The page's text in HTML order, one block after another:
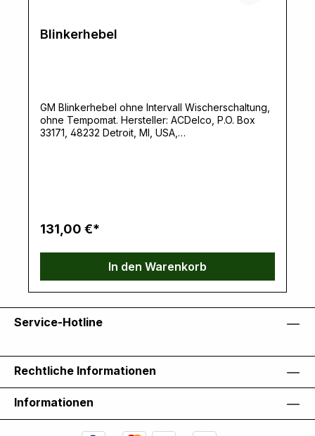
Blinkerhebel
GM Blinkerhebel ohne Intervall Wischerschaltung,
ohne Tempomat. Hersteller: ACDelco, P.O. Box
33171, 48232 Detroit, MI, USA,
131,00 €*
In den Warenkorb
Service-Hotline
Rechtliche Informationen
Informationen